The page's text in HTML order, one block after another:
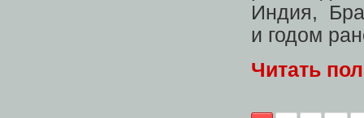
Индия,
и годом
Читать